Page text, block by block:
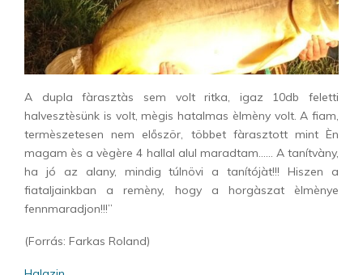
A dupla fàrasztàs sem volt ritka, igaz 10db feletti
halvesztèsünk is volt, mègis hatalmas èlmèny volt. A fiam,
termèszetesen nem először, többet fàrasztott mint Èn
magam ès a vègère 4 hallal alul maradtam…… A tanítvàny,
ha jó az alany, mindig túlnövi a tanítójàt!!! Hiszen a
fiataljainkban a remèny, hogy a horgàszat èlmènye
fennmaradjon!!!”
(Forrás: Farkas Roland)